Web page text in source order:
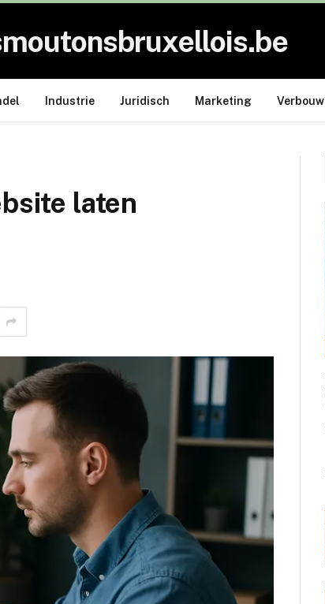
Industrie Juridisch Marketing Verbouw
laten